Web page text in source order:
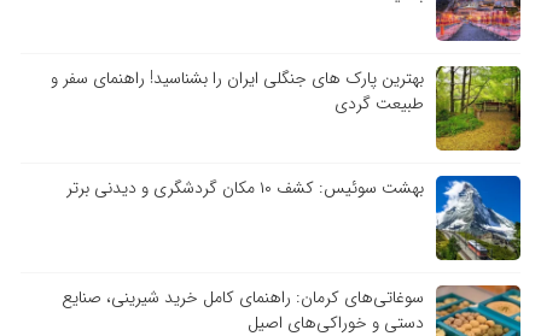
بهترین پارک های جنگلی ایران را بشناسید! راهنمای سفر و
طبیعت گردی
بهشت سوئیس: کشف ۱۰ مکان گردشگری و دیدنی برتر
سوغاتی‌های کرمان: راهنمای کامل خرید شیرینی، صنایع
دستی و خوراکی‌های اصیل